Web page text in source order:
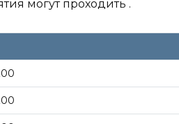
могут проходить .